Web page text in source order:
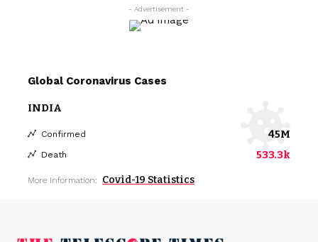
- Advertisement -
Global Coronavirus Cases
INDIA
Confirmed 45M
Death 533.3k
More Information: Covid-19 Statistics